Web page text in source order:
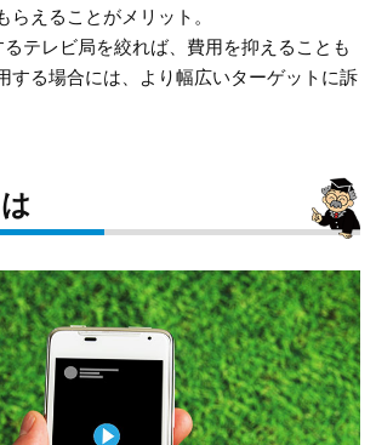
らえることがメリット。
テレビ局を絞れば、費用を抑えることも
する場合には、より幅広いターゲットに訴